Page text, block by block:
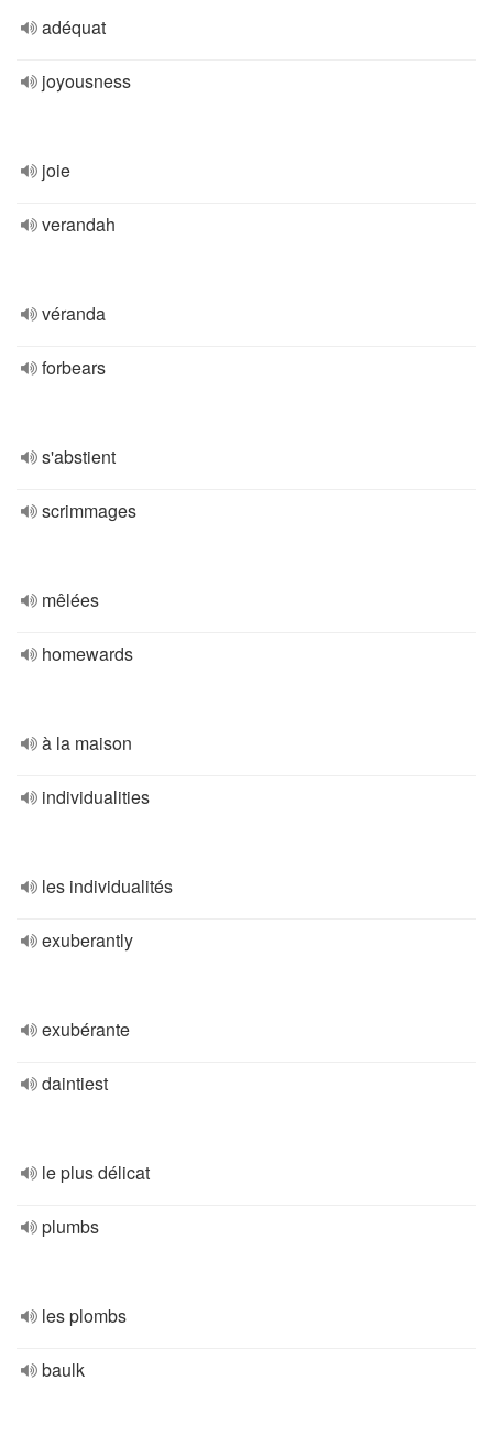
adéquat
joyousness
joie
verandah
véranda
forbears
s'abstient
scrimmages
mêlées
homewards
à la maison
individualities
les individualités
exuberantly
exubérante
daintiest
le plus délicat
plumbs
les plombs
baulk